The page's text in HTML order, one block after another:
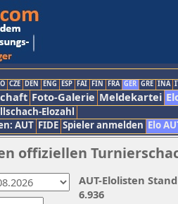
CZE DEN ENG ESP FAI FIN FRA GER GRE INA
Foto-Galerie Meldekartei
Elozahl
AUT FIDE Spieler anmelden Elo
offiziellen
AUT-Elolisten
6.936